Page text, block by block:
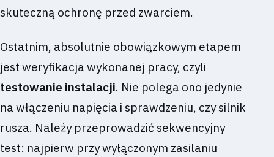
skuteczną ochronę przed zwarciem.
Ostatnim, absolutnie obowiązkowym etapem
jest weryfikacja wykonanej pracy, czyli
testowanie instalacji. Nie polega ono jedynie
na włączeniu napięcia i sprawdzeniu, czy silnik
rusza. Należy przeprowadzić sekwencyjny
test: najpierw przy wyłączonym zasilaniu